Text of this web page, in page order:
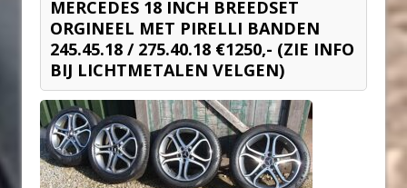
MERCEDES 18 INCH BREEDSET
ORGINEEL MET PIRELLI BANDEN
245.45.18 / 275.40.18 €1250,- (ZIE INFO
BIJ LICHTMETALEN VELGEN)